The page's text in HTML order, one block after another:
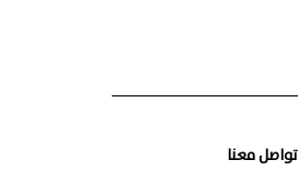
تواصل معنا